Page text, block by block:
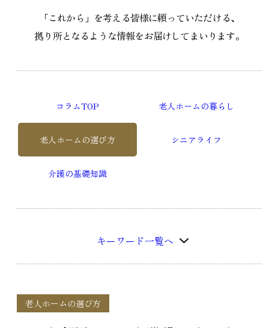
「これから」を考える皆様に頼っていただける、
拠り所となるような情報をお届けしてまいります。
コラムTOP 老人ホームの暮らし
老人ホームの選び方 シニアライフ
介護の基礎知識
キーワード一覧へ
老人ホームの選び方